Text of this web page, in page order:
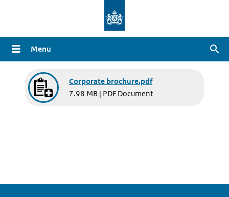
naar
de
gaan
Menu
Document
Corporate brochure.pdf
7.98 MB | PDF Document